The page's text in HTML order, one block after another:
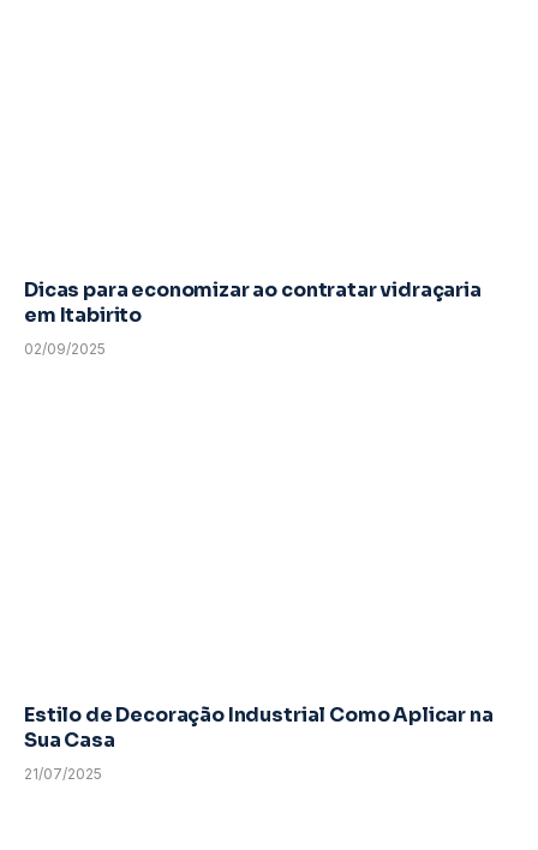
Dicas para economizar ao contratar vidraçaria
em Itabirito
02/09/2025
Estilo de Decoração Industrial Como Aplicar na
Sua Casa
21/07/2025